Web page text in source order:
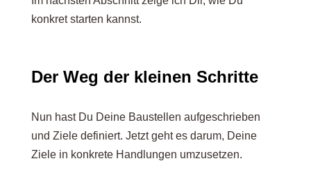
konkret starten kannst.
Der Weg der kleinen Schritte
Nun hast Du Deine Baustellen aufgeschrieben
und Ziele definiert. Jetzt geht es darum, Deine
Ziele in konkrete Handlungen umzusetzen.